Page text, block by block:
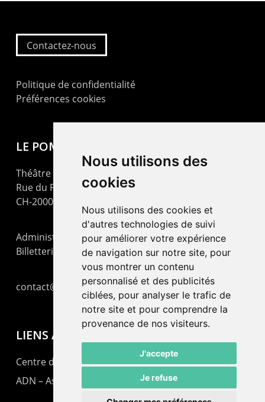
Nous utilisons des
cookies
Nous utilisons des cookies et
d'autres technologies de suivi
pour améliorer votre expérience
de navigation sur notre site, pour
vous montrer un contenu
personnalisé et des publicités
ciblées, pour analyser le trafic de
notre site et pour comprendre la
provenance de nos visiteurs.
J'accepte
Je refuse
Contactez-nous
Politique de confidentialité
Préférences cookies
LE POMMIER
Théâtre – Centre Culturel Neuchâtelois
Rue du Pommier 9
CH-2000 Neuchâtel
Administration : +41 32 725 03 03
Billetterie : +41 32 725 05 05
contact@lepommier.ch
LIENS AMIS
Centre de culture ABC
ADN – Association Danse Neuchâtel